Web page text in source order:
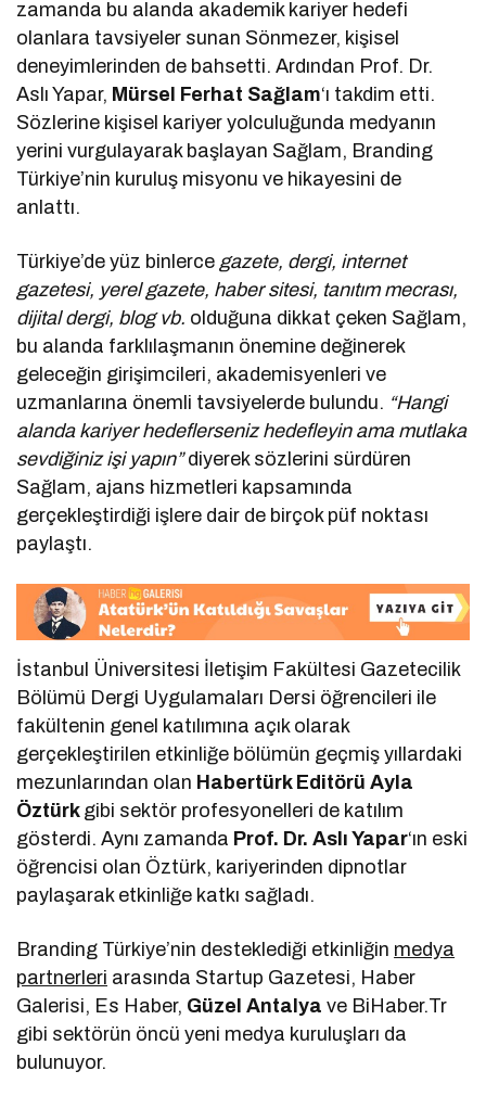
zamanda bu alanda akademik kariyer hedefi
olanlara tavsiyeler sunan Sönmezer, kişisel
deneyimlerinden de bahsetti. Ardından Prof. Dr.
Aslı Yapar, Mürsel Ferhat Sağlam‘ı takdim etti.
Sözlerine kişisel kariyer yolculuğunda medyanın
yerini vurgulayarak başlayan Sağlam, Branding
Türkiye’nin kuruluş misyonu ve hikayesini de
anlattı.
Türkiye’de yüz binlerce gazete, dergi, internet
gazetesi, yerel gazete, haber sitesi, tanıtım mecrası,
dijital dergi, blog vb. olduğuna dikkat çeken Sağlam,
bu alanda farklılaşmanın önemine değinerek
geleceğin girişimcileri, akademisyenleri ve
uzmanlarına önemli tavsiyelerde bulundu. “Hangi
alanda kariyer hedeflerseniz hedefleyin ama mutlaka
sevdiğiniz işi yapın”diyerek sözlerini sürdüren
Sağlam, ajans hizmetleri kapsamında
gerçekleştirdiği işlere dair de birçok püf noktası
paylaştı.
İstanbul Üniversitesi İletişim Fakültesi Gazetecilik
Bölümü Dergi Uygulamaları Dersi öğrencileri ile
fakültenin genel katılımına açık olarak
gerçekleştirilen etkinliğe bölümün geçmiş yıllardaki
mezunlarından olan Habertürk Editörü Ayla
Öztürk gibi sektör profesyonelleri de katılım
gösterdi. Aynı zamanda Prof. Dr. Aslı Yapar‘ın eski
öğrencisi olan Öztürk, kariyerinden dipnotlar
paylaşarak etkinliğe katkı sağladı.
Branding Türkiye’nin desteklediği etkinliğin medya
partnerleri arasında Startup Gazetesi, Haber
Galerisi, Es Haber, Güzel Antalya ve BiHaber.Tr
gibi sektörün öncü yeni medya kuruluşları da
bulunuyor.